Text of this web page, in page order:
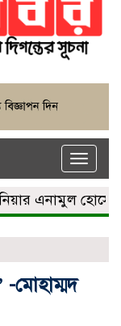
Toggle
এনামুল হোসেনকে
-মোহাম্মদ